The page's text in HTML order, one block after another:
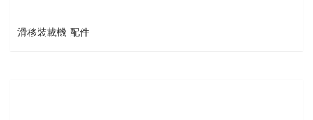
滑移裝載機-配件